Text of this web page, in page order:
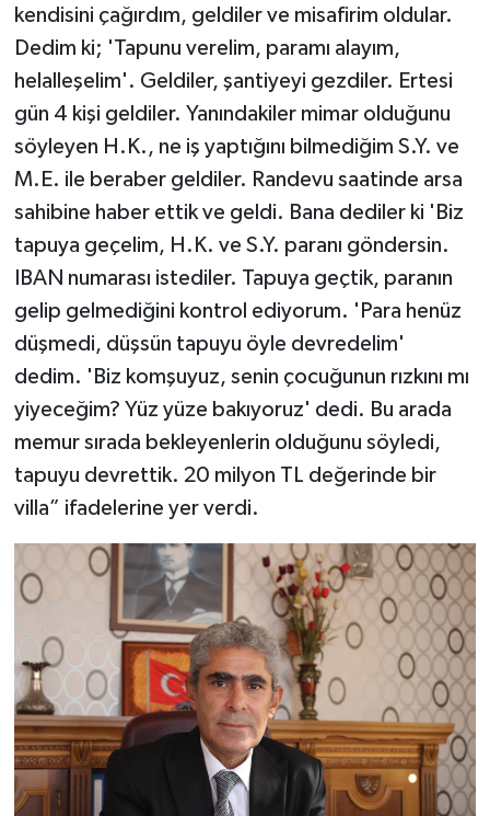
kendisini çağırdım, geldiler ve misafirim oldular.
Dedim ki; 'Tapunu verelim, paramı alayım,
helalleşelim'. Geldiler, şantiyeyi gezdiler. Ertesi
gün 4 kişi geldiler. Yanındakiler mimar olduğunu
söyleyen H.K., ne iş yaptığını bilmediğim S.Y. ve
M.E. ile beraber geldiler. Randevu saatinde arsa
sahibine haber ettik ve geldi. Bana dediler ki 'Biz
tapuya geçelim, H.K. ve S.Y. paranı göndersin.
IBAN numarası istediler. Tapuya geçtik, paranın
gelip gelmediğini kontrol ediyorum. 'Para henüz
düşmedi, düşsün tapuyu öyle devredelim'
dedim. 'Biz komşuyuz, senin çocuğunun rızkını mı
yiyeceğim? Yüz yüze bakıyoruz' dedi. Bu arada
memur sırada bekleyenlerin olduğunu söyledi,
tapuyu devrettik. 20 milyon TL değerinde bir
villa” ifadelerine yer verdi.